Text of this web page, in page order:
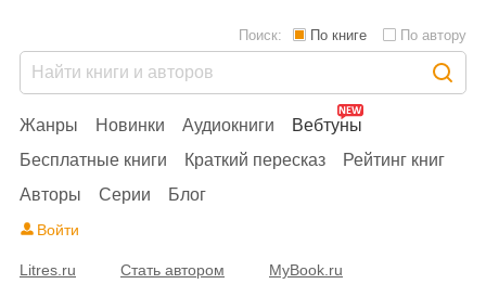
Жанры Новинки Аудиокниги
Вебтуны
Бесплатные книги
Краткий пересказ
Рейтинг книг
Авторы
Серии Блог
Поиск: По книге По автору
Войти
Litres.ru Стать автором
MyBook.ru